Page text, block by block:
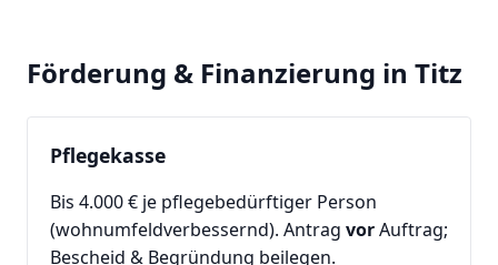
Förderung & Finanzierung in Titz
Pflegekasse
Bis 4.000 € je pflegebedürftiger Person
(wohnumfeldverbessernd). Antrag vorAuftrag;
Bescheid & Begründung beilegen.